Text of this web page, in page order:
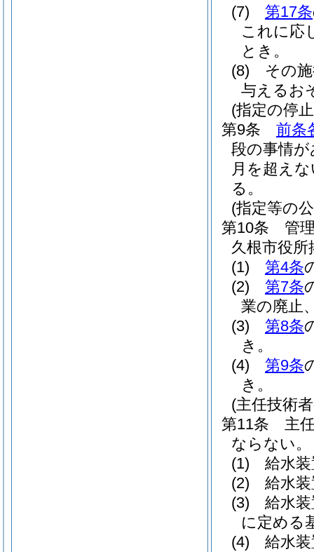
(7)
第17条
これに応
とき。
(8)
その
与えるお
(指定の停
第9条
前条
段の事情
月を超え
る。
(指定等の
第10条
管
久根市役
(1)
第4条
(2)
第7条
業の廃止
(3)
第8条
き。
(4)
第9条
き。
(主任技術
第11条
主
ならない。
(1)
給水
(2)
給水
(3)
給水
に定める
(4)
給水